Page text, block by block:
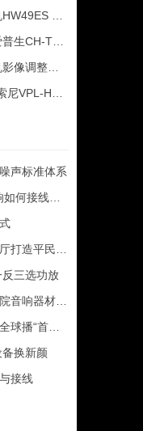
测评报告
3D投影机测评
TW8400评测
点评
声标准体系
图文教程）
民家庭影院
三选功放
响器材配置
DivX,LLC来袭
换新颜
接线